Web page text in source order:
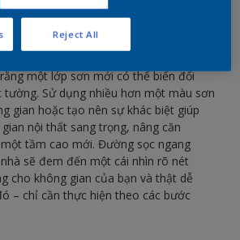
một lớp sơn mới có thể biến đổi
Sử dụng nhiều hơn một màu sơn
gian hoặc tạo nên sự khác biệt giúp
nội thất sang trọng, nâng căn
tầm cao mới. Đường sọc ngang
sẽ đem đến một cái nhìn rõ nét
cho không gian của bạn và thật dễ
– chỉ cần thực hiện theo các bước
Reject All